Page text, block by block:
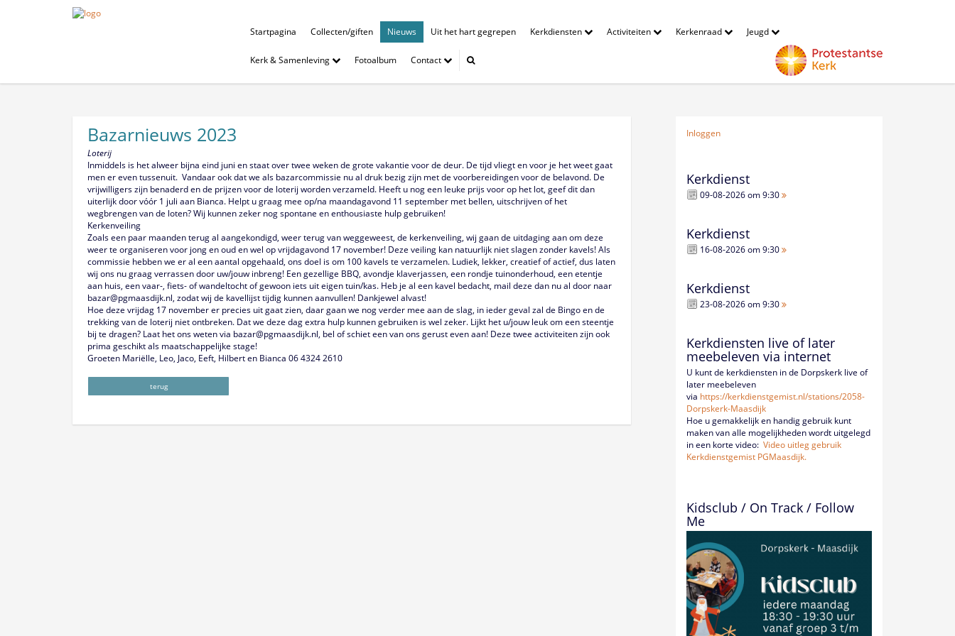
Startpagina Collecten/giften Nieuws Uit het hart gegrepen Kerkdiensten Activiteiten Kerkenraad Jeugd
Kerk & Samenleving Fotoalbum Contact
Bazarnieuws 2023
Loterij
Inmiddels is het alweer bijna eind juni en staat over twee weken de grote vakantie voor de deur. De tijd vliegt en voor je het weet gaat
men er even tussenuit. Vandaar ook dat we als bazarcommissie nu al druk bezig zijn met de voorbereidingen voor de belavond. De
vrijwilligers zijn benaderd en de prijzen voor de loterij worden verzameld. Heeft u nog een leuke prijs voor op het lot, geef dit dan
uiterlijk door vóór 1 juli aan Bianca. Helpt u graag mee op/na maandagavond 11 september met bellen, uitschrijven of het
wegbrengen van de loten? Wij kunnen zeker nog spontane en enthousiaste hulp gebruiken!
Kerkenveiling
Zoals een paar maanden terug al aangekondigd, weer terug van weggeweest, de kerkenveiling, wij gaan de uitdaging aan om deze
weer te organiseren voor jong en oud en wel op vrijdagavond 17 november! Deze veiling kan natuurlijk niet slagen zonder kavels! Als
commissie hebben we er al een aantal opgehaald, ons doel is om 100 kavels te verzamelen. Ludiek, lekker, creatief of actief, dus laten
wij ons nu graag verrassen door uw/jouw inbreng! Een gezellige BBQ, avondje klaverjassen, een rondje tuinonderhoud, een etentje
aan huis, een vaar-, fiets- of wandeltocht of gewoon iets uit eigen tuin/kas. Heb je al een kavel bedacht, mail deze dan nu al door naar
bazar@pgmaasdijk.nl, zodat wij de kavellijst tijdig kunnen aanvullen! Dankjewel alvast!
Hoe deze vrijdag 17 november er precies uit gaat zien, daar gaan we nog verder mee aan de slag, in ieder geval zal de Bingo en de
trekking van de loterij niet ontbreken. Dat we deze dag extra hulp kunnen gebruiken is wel zeker. Lijkt het u/jouw leuk om een steentje
bij te dragen? Laat het ons weten via bazar@pgmaasdijk.nl, bel of schiet een van ons gerust even aan! Deze twee activiteiten zijn ook
prima geschikt als maatschappelijke stage!
Groeten Mariëlle, Leo, Jaco, Eeft, Hilbert en Bianca 06 4324 2610
terug
Inloggen
Kerkdienst
09-08-2026 om 9:30
Kerkdienst
16-08-2026 om 9:30
Kerkdienst
23-08-2026 om 9:30
Kerkdiensten live of later
meebeleven via internet
U kunt de kerkdiensten in de Dorpskerk live of
later meebeleven
via https://kerkdienstgemist.nl/stations/2058-
Dorpskerk-Maasdijk
Hoe u gemakkelijk en handig gebruik kunt
maken van alle mogelijkheden wordt uitgelegd
in een korte video:Video uitleg gebruik
Kerkdienstgemist PGMaasdijk.
Kidsclub / On Track / Follow
Me